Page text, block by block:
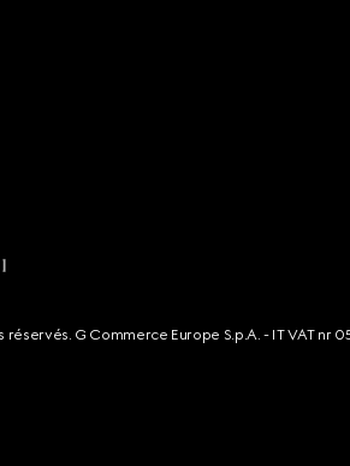
réservés. G Commerce Europe S.p.A. - IT VAT